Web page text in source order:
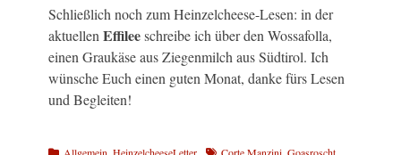
Schließlich noch zum Heinzelcheese-Lesen: in der
aktuellenEffileeschreibe ich über den Wossafolla,
einen Graukäse aus Ziegenmilch aus Südtirol. Ich
wünsche Euch einen guten Monat, danke fürs Lesen
und Begleiten!
Kategorien Schlagworte